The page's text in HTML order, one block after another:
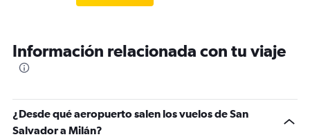
Información relacionada con tu viaje
¿Desde qué aeropuerto salen los vuelos de San
Salvador a Milán?